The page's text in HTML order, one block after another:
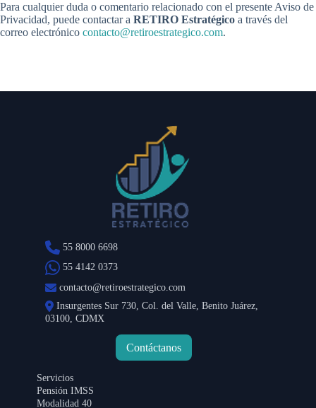
Para cualquier duda o comentario relacionado con el presente Aviso de
Privacidad, puede contactar a RETIRO Estratégico a través del
correo electrónico contacto@retiroestrategico.com.
55 8000 6698
55 4142 0373
contacto@retiroestrategico.com
Insurgentes Sur 730, Col. del Valle, Benito Juárez,
03100, CDMX
Contáctanos
Servicios
Pensión IMSS
Modalidad 40